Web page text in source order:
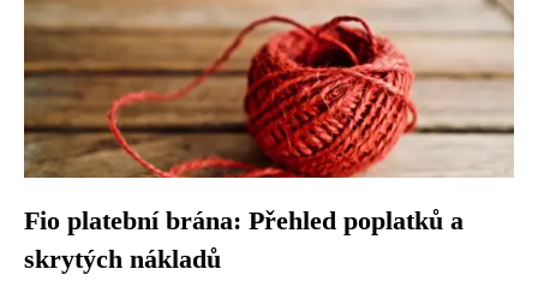
Fio platební brána: Přehled poplatků a
skrytých nákladů